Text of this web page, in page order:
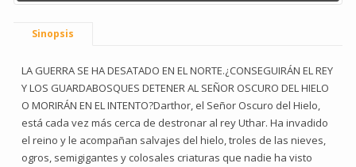
Sinopsis
LA GUERRA SE HA DESATADO EN EL NORTE.¿CONSEGUIRÁN EL REY
Y LOS GUARDABOSQUES DETENER AL SEÑOR OSCURO DEL HIELO
O MORIRÁN EN EL INTENTO?Darthor, el Señor Oscuro del Hielo,
está cada vez más cerca de destronar al rey Uthar. Ha invadido
el reino y le acompañan salvajes del hielo, troles de las nieves,
ogros, semigigantes y colosales criaturas que nadie ha visto